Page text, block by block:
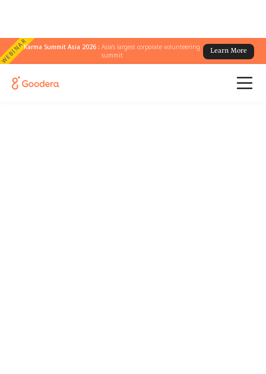
WEBINARKarma Summit Asia 2026 :Asia's largest corporate volunteering
summit
Learn More